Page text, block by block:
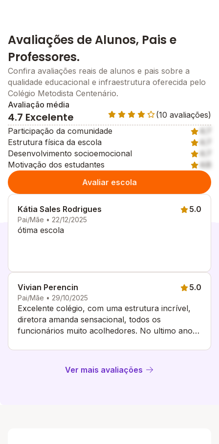
Avaliações de Alunos, Pais e
Professores.
Confira avaliações reais de alunos e pais sobre a
qualidade educacional e infraestrutura oferecida pelo
Colégio Metodista Centenário.
Avaliação média
4.7 Excelente
(10 avaliações)
Participação da comunidade
4.7
Estrutura física da escola
4.7
Desenvolvimento socioemocional
4.7
Motivação dos estudantes
4.8
Avaliar escola
Kátia Sales Rodrigues
Pai/Mãe • 22/12/2025
5.0
ótima escola
Vivian Perencin
Pai/Mãe • 29/10/2025
5.0
Excelente colégio, com uma estrutura incrível,
diretora amanda sensacional, todos os
funcionários muito acolhedores. No ultimo ano
colégio.
Ver mais avaliações